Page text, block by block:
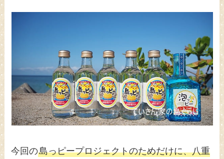
今回の島っピープロジェクトのためだけに、八重